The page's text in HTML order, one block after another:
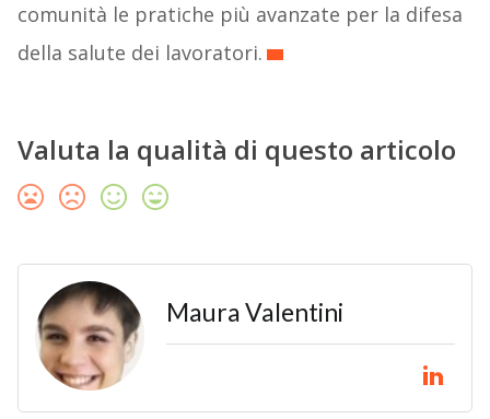
comunità le pratiche più avanzate per la difesa
della salute dei lavoratori.
Valuta la qualità di questo articolo
Maura Valentini